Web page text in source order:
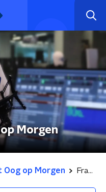
Morgen
Oog op Morgen Fragmenten